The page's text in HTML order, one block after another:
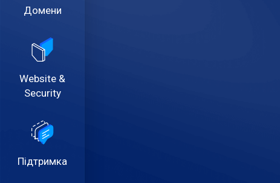
Домени
Website &
Security
Підтримка